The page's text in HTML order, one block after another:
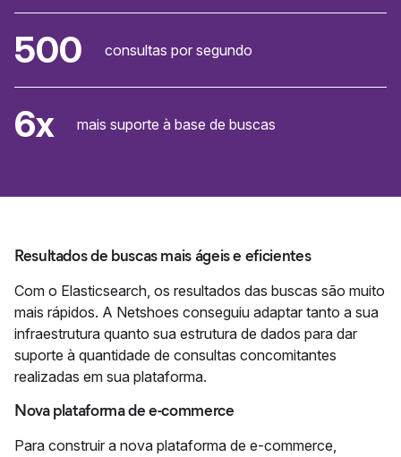
500 consultas por segundo
6x mais suporte à base de buscas
Resultados de buscas mais ágeis e eficientes
Com o Elasticsearch, os resultados das buscas são muito
mais rápidos. A Netshoes conseguiu adaptar tanto a sua
infraestrutura quanto sua estrutura de dados para dar
suporte à quantidade de consultas concomitantes
realizadas em sua plataforma.
Nova plataforma de e-commerce
Para construir a nova plataforma de e-commerce,